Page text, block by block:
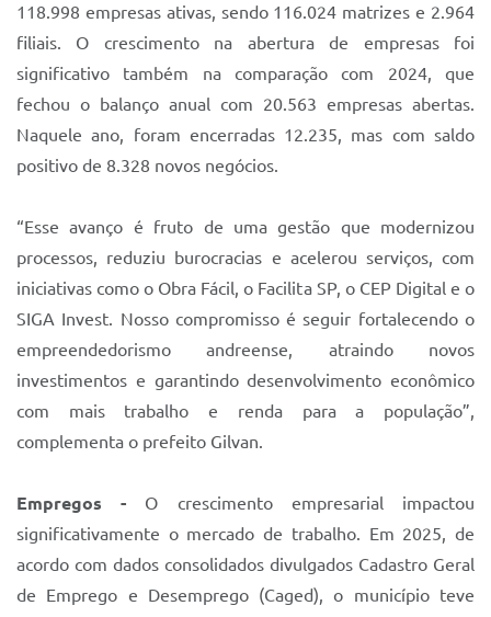
118.998 empresas ativas, sendo 116.024 matrizes e 2.964
filiais. O crescimento na abertura de empresas foi
significativo também na comparação com 2024, que
fechou o balanço anual com 20.563 empresas abertas.
Naquele ano, foram encerradas 12.235, mas com saldo
positivo de 8.328 novos negócios.
“Esse avanço é fruto de uma gestão que modernizou
processos, reduziu burocracias e acelerou serviços, com
iniciativas como o Obra Fácil, o Facilita SP, o CEP Digital e o
SIGA Invest. Nosso compromisso é seguir fortalecendo o
empreendedorismo andreense, atraindo novos
investimentos e garantindo desenvolvimento econômico
com mais trabalho e renda para a população”,
complementa o prefeito Gilvan.
Empregos - O crescimento empresarial impactou
significativamente o mercado de trabalho. Em 2025, de
acordo com dados consolidados divulgados Cadastro Geral
de Emprego e Desemprego (Caged), o município teve